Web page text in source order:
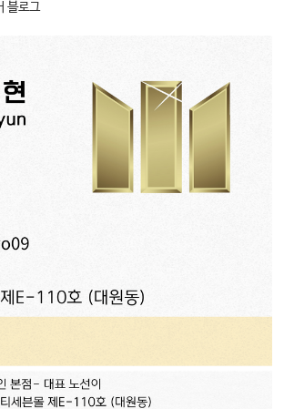
블로그